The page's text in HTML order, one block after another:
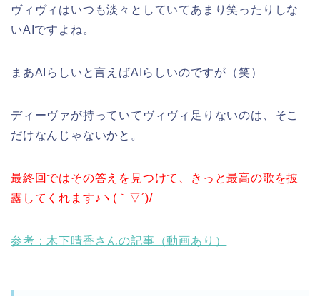
ヴィヴィはいつも淡々としていてあまり笑ったりしな
いAIですよね。
まあAIらしいと言えばAIらしいのですが（笑）
ディーヴァが持っていてヴィヴィ足りないのは、そこ
だけなんじゃないかと。
最終回ではその答えを見つけて、きっと最高の歌を披
露してくれます♪ヽ(｀▽´)/
参考：木下晴香さんの記事（動画あり）